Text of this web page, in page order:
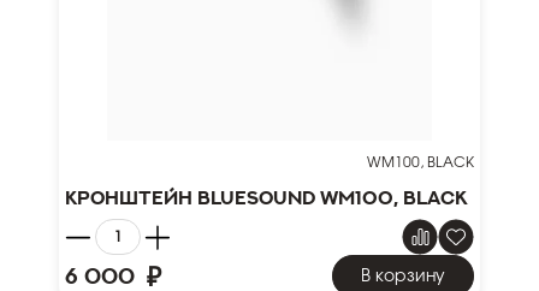
WM100, BLACK
Кронштейн Bluesound WM100, black
6 000 ₽ В корзину